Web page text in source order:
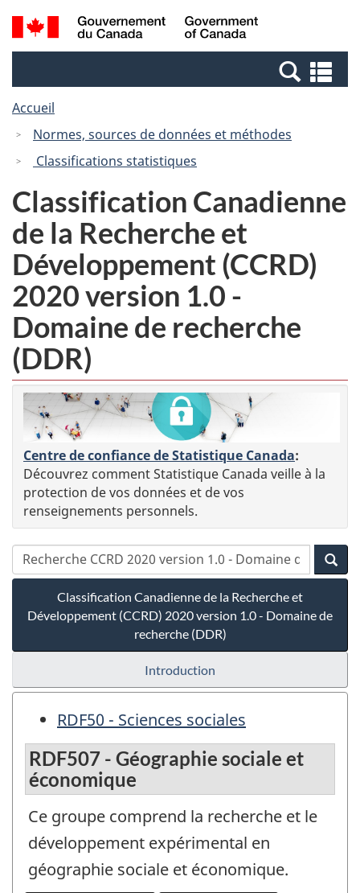
Passer
au
Passer
à
Canada
Recherche
et
et
Accueil
Normes, sources de données et méthodes
Classifications statistiques
Classification Canadienne
de la Recherche et
Développement (CCRD)
2020 version 1.0 -
Domaine de recherche
(DDR)
Centre de confiance de Statistique Canada:
Découvrez comment Statistique Canada veille à la
protection de vos données et de vos
renseignements personnels.
Classification Canadienne de la Recherche et
Développement (CCRD) 2020 version 1.0 - Domaine de
recherche (DDR)
Introduction
RDF50 - Sciences sociales
RDF507 - Géographie sociale et
économique
Ce groupe comprend la recherche et le
développement expérimental en
géographie sociale et économique.